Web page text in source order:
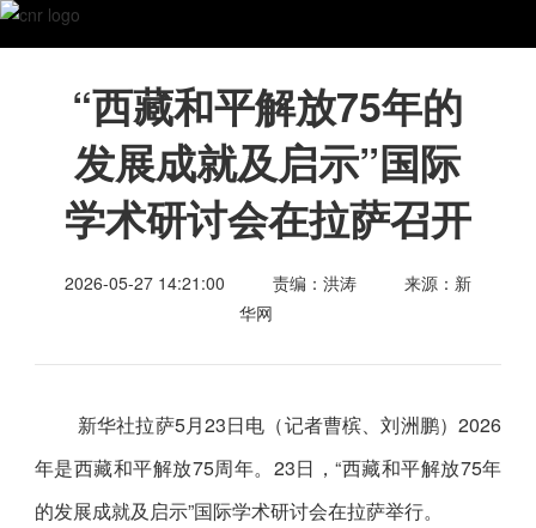
“西藏和平解放75年的
发展成就及启示”国际
学术研讨会在拉萨召开
2026-05-27 14:21:00 责编：洪涛
来源：新
华网
新华社拉萨5月23日电（记者曹槟、刘洲鹏）2026
年是西藏和平解放75周年。23日，“西藏和平解放75年
的发展成就及启示”国际学术研讨会在拉萨举行。